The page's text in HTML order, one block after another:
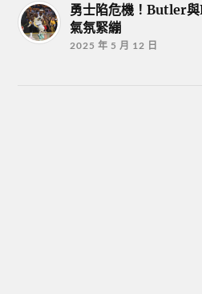
勇士陷危機！Butler
氣氛緊繃
2025 年 5 月 12 日